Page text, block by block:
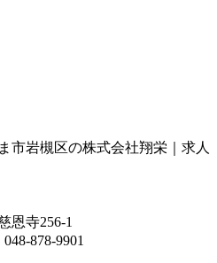
市岩槻区の株式会社翔栄｜求人
恩寺256-1
878-9901